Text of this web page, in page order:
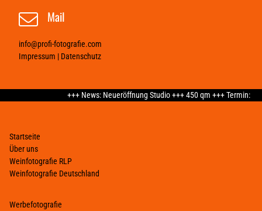
Mail
info@profi-fotografie.com
Impressum | Datenschutz
+++ News: Neueröffnung Studio +++ 450 qm +++ Termin:
Startseite
Über uns
Weinfotografie RLP
Weinfotografie Deutschland
Werbefotografie